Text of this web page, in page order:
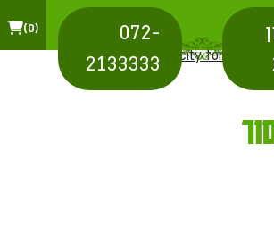
072-
2133333
0
city for shipping / ביר אל-מכסור